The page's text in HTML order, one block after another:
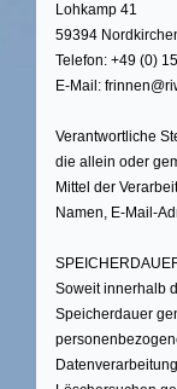
Lohkamp 41
59394
Telefon: +49 (0)
E-Mail:
Verantwortliche
die allein oder
Mittel der
Namen, E-Mail-
Soweit innerhalb
Speicherdauer